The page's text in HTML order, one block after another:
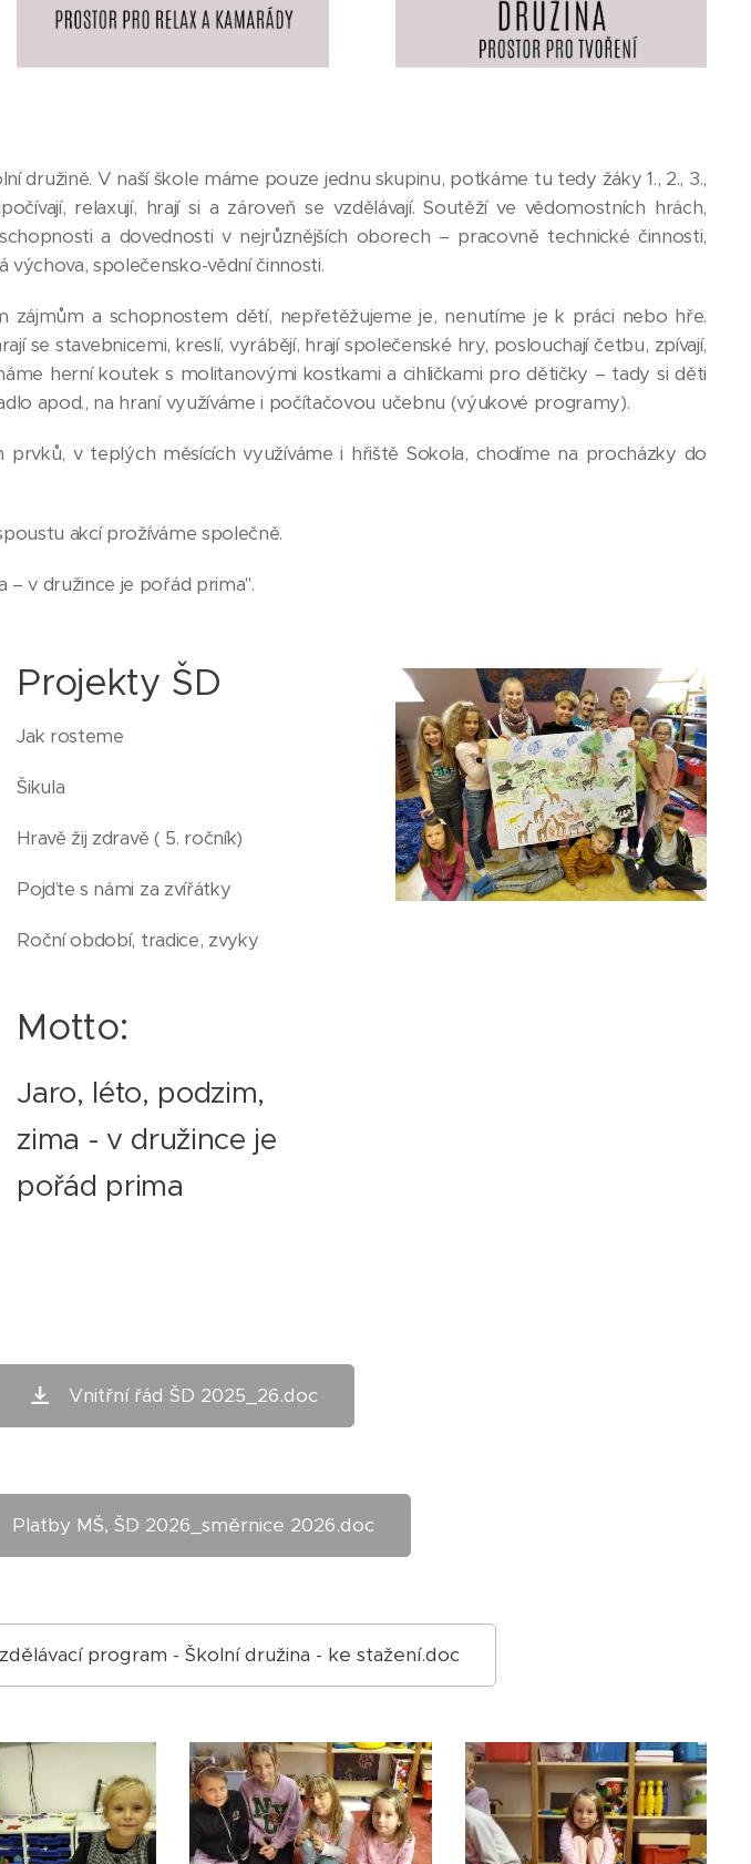
družině. V naší škole máme pouze jednu skupinu, potkáme tu tedy žáky 1., 2., 3.,
relaxují, hrají si a zároveň se vzdělávají. Soutěží ve vědomostních hrách,
a dovednosti v nejrůznějších oborech – pracovně technické činnosti,
společensko-vědní činnosti.
zájmům a schopnostem dětí, nepřetěžujeme je, nenutíme je k práci nebo hře.
se stavebnicemi, kreslí, vyrábějí, hrají společenské hry, poslouchají četbu, zpívají,
herní koutek s molitanovými kostkami a cihličkami pro dětičky – tady si děti
apod., na hraní využíváme i počítačovou učebnu (výukové programy).
prvků, v teplých měsících využíváme i hřiště Sokola, chodíme na procházky do
akcí prožíváme společně.
– v družince je pořád prima".
Projekty ŠD
Jak rosteme
Šikula
Hravě žij zdravě ( 5. ročník)
Pojďte s námi za zvířátky
Roční období, tradice, zvyky
Motto:
Jaro, léto, podzim,
zima - v družince je
pořád prima
Vnitřní řád ŠD 2025_26.doc
Platby MŠ, ŠD 2026_směrnice 2026.doc
program - Školní družina - ke stažení.doc